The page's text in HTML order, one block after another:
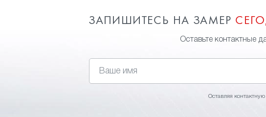
ЗАПИШИТЕСЬ НА ЗАМЕР
Оставьте контактные
Оставляя